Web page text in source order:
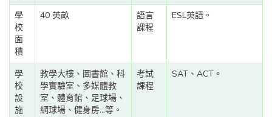
學
校
面
積
40 英畝
語言
課程
ESL英語。
學
校
設
施
教學大樓、圖書館、科
學實驗室、多媒體教
室、體育館、足球場、
網球場、健身房...等。
考試
課程
SAT、ACT。